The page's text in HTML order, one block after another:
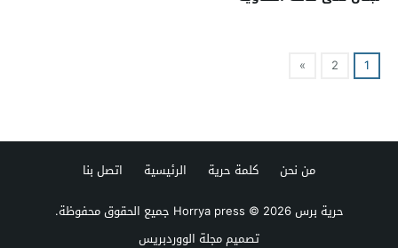
1
2
»
من نحن كلمة حرية الرئيسية
اتصل بنا
حرية برس Horrya press© 2026 جميع الحقوق محفوظة.
تصميممجلة الووردبريس